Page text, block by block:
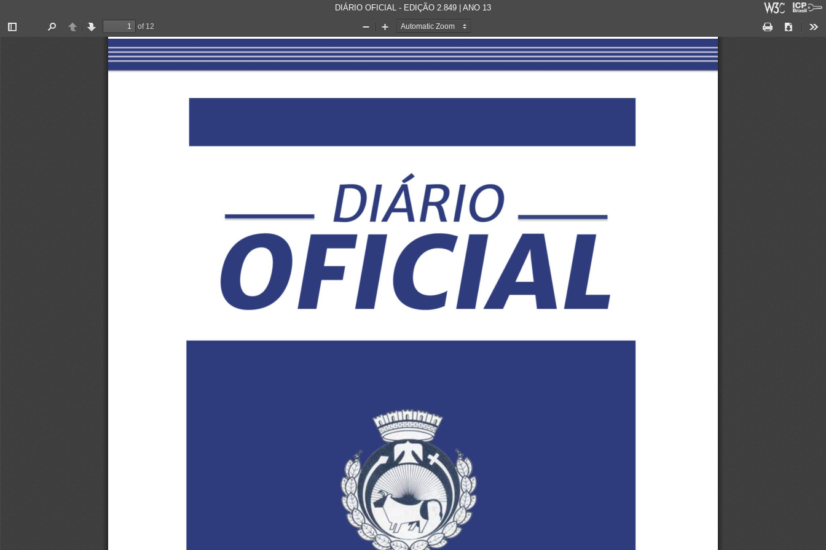
DIÁRIO OFICIAL - EDIÇÃO 2.849 | ANO 13